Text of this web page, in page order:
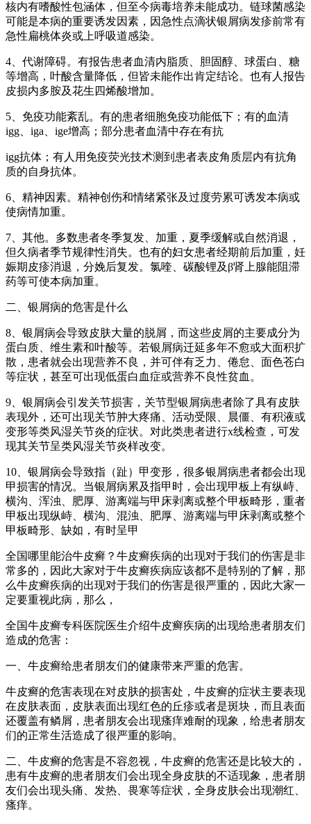
核内有嗜酸性包涵体，但至今病毒培养未能成功。链球菌感染
可能是本病的重要诱发因素，因急性点滴状银屑病发疹前常有
急性扁桃体炎或上呼吸道感染。
4、代谢障碍。有报告患者血清内脂质、胆固醇、球蛋白、糖
等增高，叶酸含量降低，但皆未能作出肯定结论。也有人报告
皮损内多胺及花生四烯酸增加。
5、免疫功能紊乱。有的患者细胞免疫功能低下；有的血清
igg、iga、ige增高；部分患者血清中存在有抗
igg抗体；有人用免疫荧光技术测到患者表皮角质层内有抗角
质的自身抗体。
6、精神因素。精神创伤和情绪紧张及过度劳累可诱发本病或
使病情加重。
7、其他。多数患者冬季复发、加重，夏季缓解或自然消退，
但久病者季节规律性消失。也有的妇女患者经期前后加重，妊
娠期皮疹消退，分娩后复发。氯喹、碳酸锂及β肾上腺能阻滞
药等可使本病加重。
二、银屑病的危害是什么
8、银屑病会导致皮肤大量的脱屑，而这些皮屑的主要成分为
蛋白质、维生素和叶酸等。若银屑病迁延多年不愈或大面积扩
散，患者就会出现营养不良，并可伴有乏力、倦怠、面色苍白
等症状，甚至可出现低蛋白血症或营养不良性贫血。
9、银屑病会引发关节损害，关节型银屑病患者除了具有皮肤
表现外，还可出现关节肿大疼痛、活动受限、晨僵、有积液或
变形等类风湿关节炎的症状。对此类患者进行x线检查，可发
现其关节呈类风湿关节炎样改变。
10、银屑病会导致指（趾）甲变形，很多银屑病患者都会出现
甲损害的情况。当银屑病累及指甲时，会出现甲板上有纵峙、
横沟、浑浊、肥厚、游离端与甲床剥离或整个甲板畸形，重者
甲板出现纵峙、横沟、混浊、肥厚、游离端与甲床剥离或整个
甲板畸形、缺如，有时呈甲
全国哪里能治牛皮癣？牛皮癣疾病的出现对于我们的伤害是非
常多的，因此大家对于牛皮癣疾病应该都不是特别的了解，那
么牛皮癣疾病的出现对于我们的伤害是很严重的，因此大家一
定要重视此病，那么，
全国牛皮癣专科医院医生介绍牛皮癣疾病的出现给患者朋友们
造成的危害：
一、牛皮癣给患者朋友们的健康带来严重的危害。
牛皮癣的危害表现在对皮肤的损害处，牛皮癣的症状主要表现
在皮肤表面，皮肤表面出现红色的丘疹或者是斑块，而且表面
还覆盖有鳞屑，患者朋友会出现瘙痒难耐的现象，给患者朋友
们的正常生活造成了很严重的影响。
二、牛皮癣的危害是不容忽视，牛皮癣的危害还是比较大的，
患有牛皮癣的患者朋友们会出现全身皮肤的不适现象，患者朋
友们会出现头痛、发热、畏寒等症状，全身皮肤会出现潮红、
瘙痒。